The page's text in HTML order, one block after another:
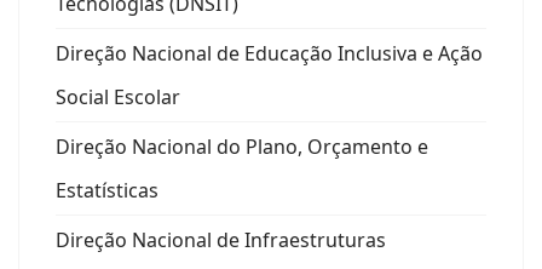
Direção Nacional de Educação Inclusiva e Ação
Social Escolar
Direção Nacional do Plano, Orçamento e
Estatísticas
Direção Nacional de Infraestruturas